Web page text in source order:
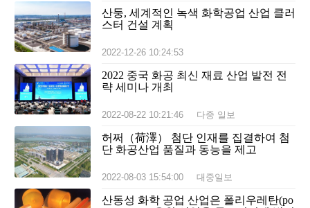
산둥, 세계적인 녹색 화학공업 산업 클러
스터 건설 계획
2022-12-26 10:24:53
2022 중국 화공 최신 재료 산업 발전 전
략 세미나 개최
2022-08-22 10:21:46 다중 일보
허쩌（荷澤） 첨단 인재를 집결하여 첨
단 화공산업 품질과 동능을 제고
2022-08-03 15:54:00 대중일보
산동성 화학 공업 산업은 폴리우레탄(po